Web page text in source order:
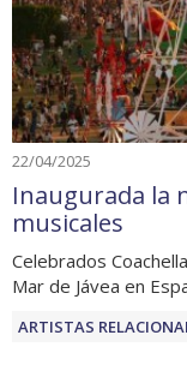
22/04/2025
Inaugurada la
musicales
Celebrados
Mar de Jávea en
ARTISTAS